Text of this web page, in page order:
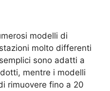
modelli di
molto differenti
sono adatti a
mentre i modelli
rimuovere fino a 20